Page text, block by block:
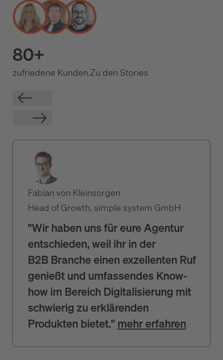
80+
zufriedene Kunden.Zu den Stories
Fabian von Kleinsorgen
Head of Growth, simple system GmbH
"Wir haben uns für eure Agentur
entschieden, weil ihr in der
B2B Branche einen exzellenten Ruf
genießt und umfassendes Know-
how im Bereich Digitalisierung mit
schwierig zu erklärenden
Produkten bietet." mehr erfahren